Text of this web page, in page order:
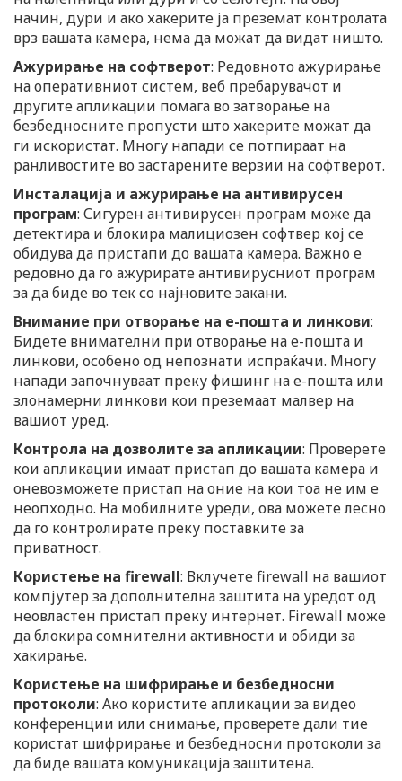
начин, дури и ако хакерите ја преземат контролата
врз вашата камера, нема да можат да видат ништо.
Ажурирање на софтверот: Редовното ажурирање
на оперативниот систем, веб пребарувачот и
другите апликации помага во затворање на
безбедносните пропусти што хакерите можат да
ги искористат. Многу напади се потпираат на
ранливостите во застарените верзии на софтверот.
Инсталација и ажурирање на антивирусен
програм: Сигурен антивирусен програм може да
детектира и блокира малициозен софтвер кој се
обидува да пристапи до вашата камера. Важно е
редовно да го ажурирате антивирусниот програм
за да биде во тек со најновите закани.
Внимание при отворање на е-пошта и линкови:
Бидете внимателни при отворање на е-пошта и
линкови, особено од непознати испраќачи. Многу
напади започнуваат преку фишинг на е-пошта или
злонамерни линкови кои преземаат малвер на
вашиот уред.
Контрола на дозволите за апликации: Проверете
кои апликации имаат пристап до вашата камера и
оневозможете пристап на оние на кои тоа не им е
неопходно. На мобилните уреди, ова можете лесно
да го контролирате преку поставките за
приватност.
Користење на firewall: Вклучете firewall на вашиот
компјутер за дополнителна заштита на уредот од
неовластен пристап преку интернет. Firewall може
да блокира сомнителни активности и обиди за
хакирање.
Користење на шифрирање и безбедносни
протоколи: Ако користите апликации за видео
конференции или снимање, проверете дали тие
користат шифрирање и безбедносни протоколи за
да биде вашата комуникација заштитена.